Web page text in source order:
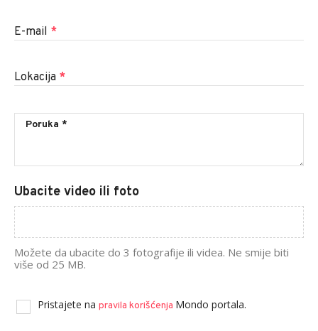
E-mail *
Lokacija *
Ubacite video ili foto
Možete da ubacite do 3 fotografije ili videa. Ne smije biti
više od 25 MB.
Pristajete na pravila korišćenja Mondo portala.